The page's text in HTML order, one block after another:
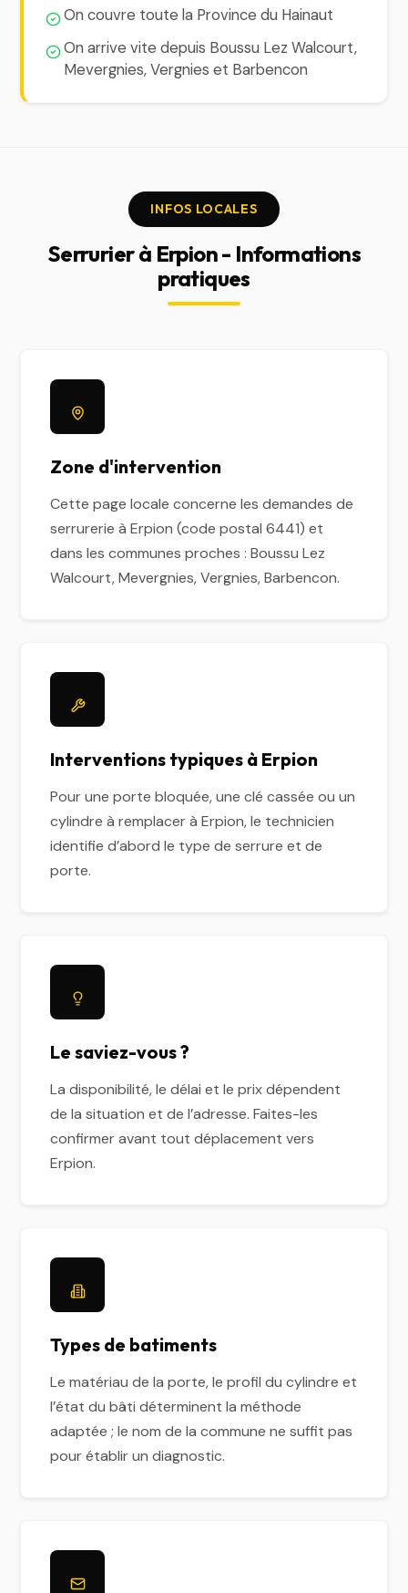
On couvre toute la Province du Hainaut
On arrive vite depuis Boussu Lez Walcourt,
Mevergnies, Vergnies et Barbencon
INFOS LOCALES
Serrurier à Erpion - Informations
pratiques
Zone d'intervention
Cette page locale concerne les demandes de
serrurerie à Erpion (code postal 6441) et
dans les communes proches : Boussu Lez
Walcourt, Mevergnies, Vergnies, Barbencon.
Interventions typiques à Erpion
Pour une porte bloquée, une clé cassée ou un
cylindre à remplacer à Erpion, le technicien
identifie d’abord le type de serrure et de
porte.
Le saviez-vous ?
La disponibilité, le délai et le prix dépendent
de la situation et de l’adresse. Faites-les
confirmer avant tout déplacement vers
Erpion.
Types de batiments
Le matériau de la porte, le profil du cylindre et
l’état du bâti déterminent la méthode
adaptée ; le nom de la commune ne suffit pas
pour établir un diagnostic.